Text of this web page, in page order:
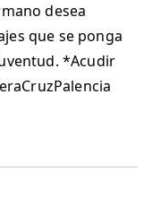
desea
que se ponga
*Acudir